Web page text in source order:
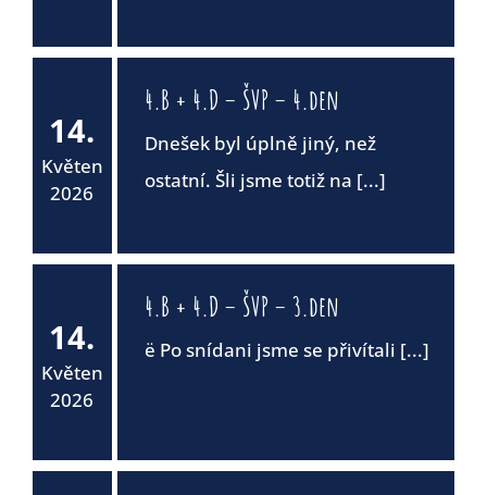
14.
Květen
2026
4.B + 4.D – ŠVP – 4.den
Dnešek byl úplně jiný, než
ostatní. Šli jsme totiž na [...]
14.
Květen
2026
4.B + 4.D – ŠVP – 3.den
ë Po snídani jsme se přivítali [...]